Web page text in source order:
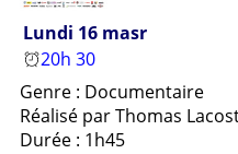
Lundi 16 masr
20h 30
Genre : Documentaire
Réalisé par Thomas
Durée : 1h45